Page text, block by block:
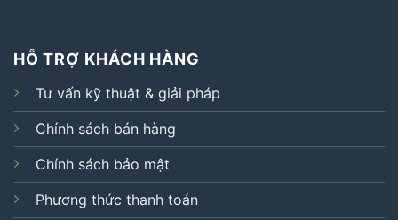
HỖ TRỢ KHÁCH HÀNG
Tư vấn kỹ thuật & giải pháp
Chính sách bán hàng
Chính sách bảo mật
Phương thức thanh toán